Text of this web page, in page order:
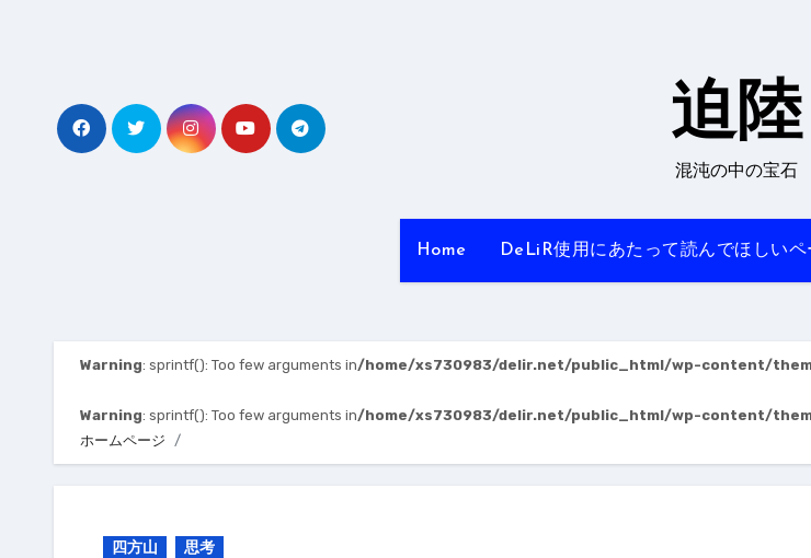
迫陸
混沌の中の宝石
Home DeLiR使用にあたって読んでほしいペ
Warning: sprintf(): Too few arguments in/home/xs730983/delir.net/public_html/wp-content/
Warning: sprintf(): Too few arguments in/home/xs730983/delir.net/public_html/wp-content/
ホームページ
四方山 思考